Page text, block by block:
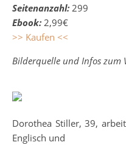
Seitenanzahl: 299
Ebook: 2,99€
>> Kaufen <<
Bilderquelle und Infos zum
Dorothea Stiller, 39,
Englisch und